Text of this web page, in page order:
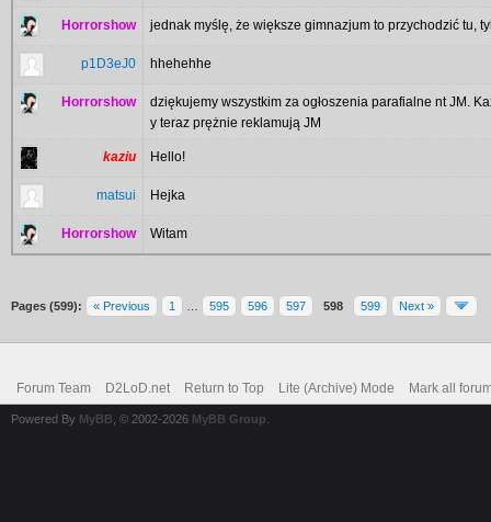
Horrorshow jednak myślę, że większe gimnazjum to przychodzić tu,
p1D3eJ0 hhehehhe
Horrorshow
dziękujemy wszystkim za ogłoszenia parafialne nt JM.
y teraz prężnie reklamują JM
kaziu Hello!
matsui Hejka
Horrorshow Witam
Pages (599): « Previous 1 595 596 597 598 599 Next »
Forum Team D2LoD.net Return to Top Lite (Archive) Mode Mark all
Powered By MyBB , © 2002-2026 MyBB Group